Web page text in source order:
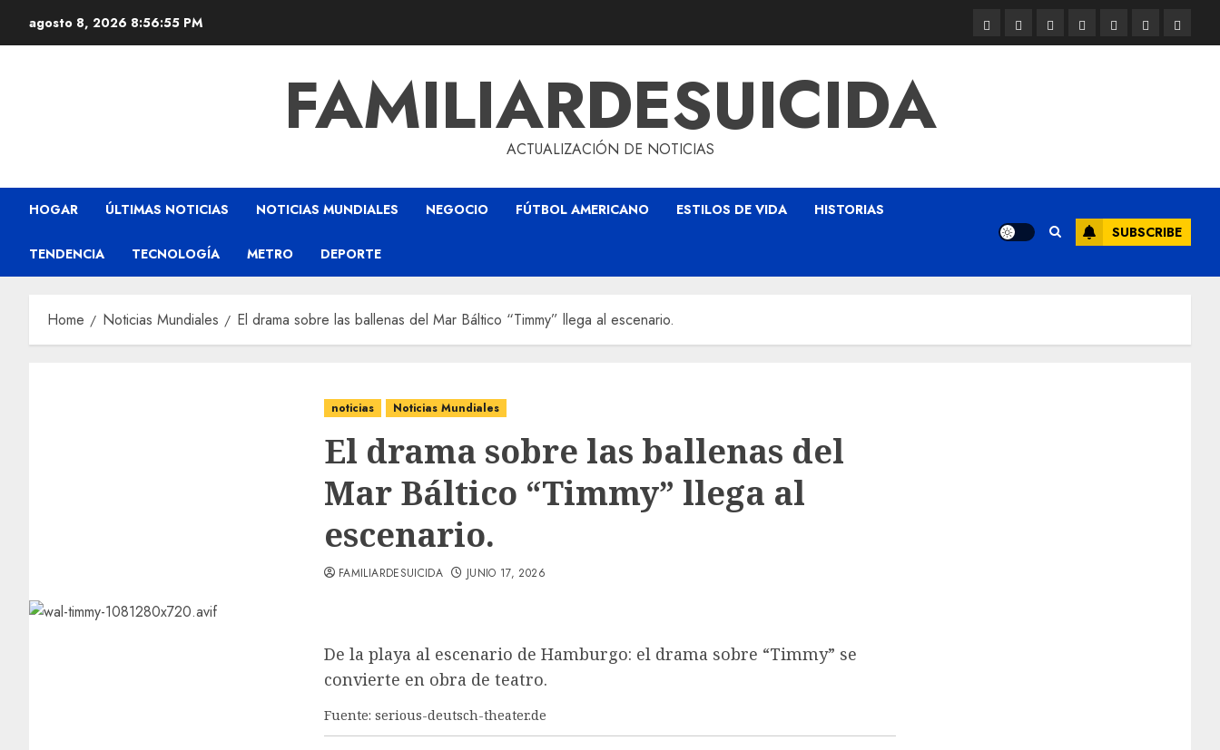
agosto 8, 2026 8:56:56 PM
FAMILIARDESUICIDA
ACTUALIZACIÓN DE NOTICIAS
HOGAR ÚLTIMAS NOTICIAS NOTICIAS MUNDIALES NEGOCIO FÚTBOL AMERICANO ESTILOS DE VIDA HISTORIAS
TENDENCIA TECNOLOGÍA METRO DEPORTE
SUBSCRIBE
Home Noticias Mundiales El drama sobre las ballenas del Mar Báltico “Timmy” llega al escenario.
noticias Noticias Mundiales
El drama sobre las ballenas del
Mar Báltico “Timmy” llega al
escenario.
FAMILIARDESUICIDA JUNIO 17, 2026
De la playa al escenario de Hamburgo: el drama sobre “Timmy” se
convierte en obra de teatro.
Fuente: serious-deutsch-theater.de